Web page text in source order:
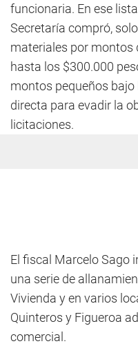
funcionaria. En ese
Secretaría compró,
materiales por montos
hasta los $300.000
montos pequeños
directa para evadir la
licitaciones.
El fiscal Marcelo Sago
una serie de
Vivienda y en varios
Quinteros y Figueroa
comercial.